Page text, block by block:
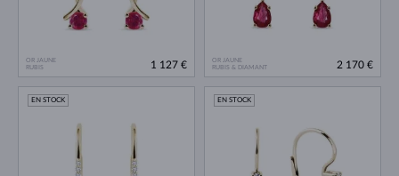
OR JAUNE
RUBIS
1 127 €
OR JAUNE
RUBIS & DIAMANT
2 170 €
EN STOCK EN STOCK